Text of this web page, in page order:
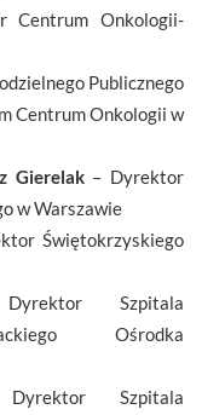
Centrum Onkologii-
Publicznego
Centrum Onkologii w
Gierelak– Dyrektor
w Warszawie
Świętokrzyskiego
Szpitala
Ośrodka
Szpitala